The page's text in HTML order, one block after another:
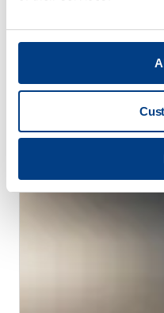
HISTORIAS DE CLIENTES
Quintus ayuda a
su mercado y